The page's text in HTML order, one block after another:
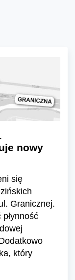
nowy
się
Granicznej.
który